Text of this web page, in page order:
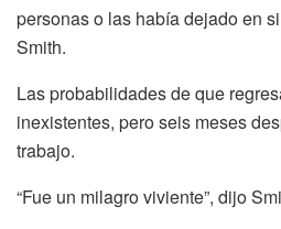
personas o las había dejado en
Smith.
Las probabilidades de que
inexistentes, pero seis meses
trabajo.
“Fue un milagro viviente”, dijo